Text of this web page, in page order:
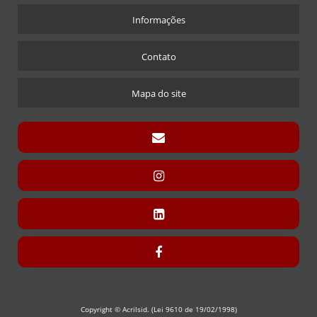
Informações
Contato
Mapa do site
Copyright © Acrilsid. (Lei 9610 de 19/02/1998)